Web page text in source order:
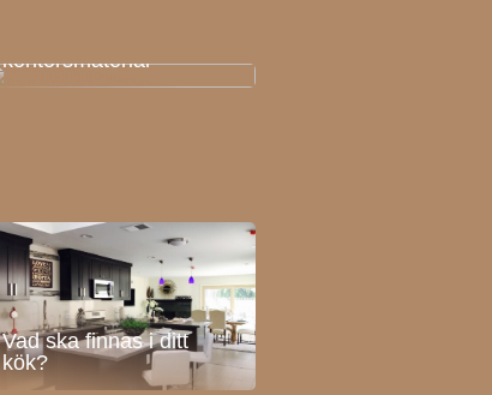
kontorsmaterial
Vad ska finnas i ditt
kök?